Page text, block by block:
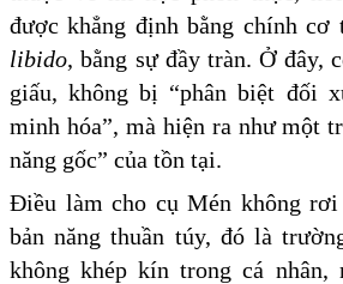
được khẳng định bằng chính cơ
libido, bằng sự đầy tràn. Ở đây,
giấu, không bị “phân biệt đối
minh hóa”, mà hiện ra như một
năng gốc” của tồn tại.
Điều làm cho cụ Mén không
bản năng thuần túy, đó là
không khép kín trong cá nhân,